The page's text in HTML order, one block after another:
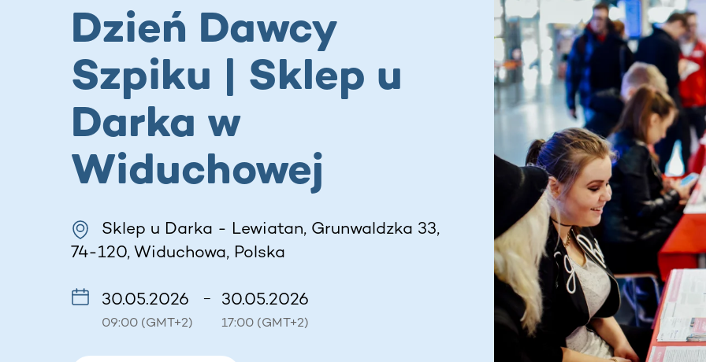
Dzień Dawcy
Szpiku | Sklep u
Darka w
Widuchowej
Sklep u Darka - Lewiatan, Grunwaldzka 33,
74-120, Widuchowa, Polska
30.05.2026
09:00 (GMT+2)
– 30.05.2026
17:00 (GMT+2)